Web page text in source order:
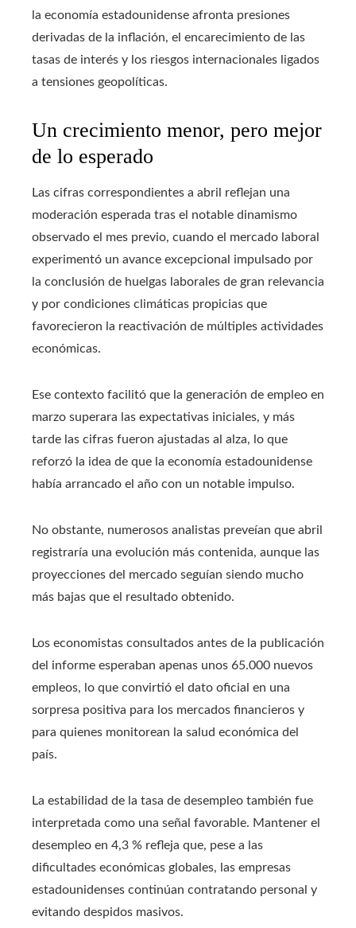
la economía estadounidense afronta presiones
derivadas de la inflación, el encarecimiento de las
tasas de interés y los riesgos internacionales ligados
a tensiones geopolíticas.
Un crecimiento menor, pero mejor
de lo esperado
Las cifras correspondientes a abril reflejan una
moderación esperada tras el notable dinamismo
observado el mes previo, cuando el mercado laboral
experimentó un avance excepcional impulsado por
la conclusión de huelgas laborales de gran relevancia
y por condiciones climáticas propicias que
favorecieron la reactivación de múltiples actividades
económicas.
Ese contexto facilitó que la generación de empleo en
marzo superara las expectativas iniciales, y más
tarde las cifras fueron ajustadas al alza, lo que
reforzó la idea de que la economía estadounidense
había arrancado el año con un notable impulso.
No obstante, numerosos analistas preveían que abril
registraría una evolución más contenida, aunque las
proyecciones del mercado seguían siendo mucho
más bajas que el resultado obtenido.
Los economistas consultados antes de la publicación
del informe esperaban apenas unos 65.000 nuevos
empleos, lo que convirtió el dato oficial en una
sorpresa positiva para los mercados financieros y
para quienes monitorean la salud económica del
país.
La estabilidad de la tasa de desempleo también fue
interpretada como una señal favorable. Mantener el
desempleo en 4,3 % refleja que, pese a las
dificultades económicas globales, las empresas
estadounidenses continúan contratando personal y
evitando despidos masivos.